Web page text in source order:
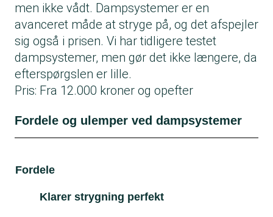
men ikke vådt. Dampsystemer er en
avanceret måde at stryge på, og det afspejler
sig også i prisen. Vi har tidligere testet
dampsystemer, men gør det ikke længere, da
efterspørgslen er lille.
Pris: Fra 12.000 kroner og opefter
Fordele og ulemper ved dampsystemer
Fordele
Klarer strygning perfekt